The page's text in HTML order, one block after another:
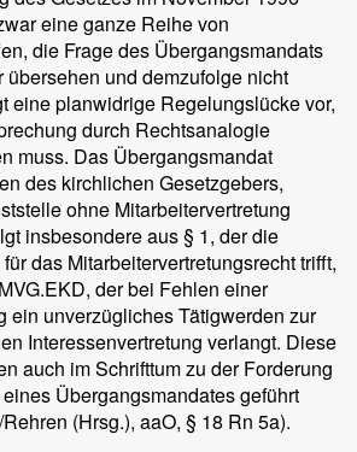
eine ganze Reihe von
die Frage des Übergangsmandats
und demzufolge nicht
eine planwidrige Regelungslücke vor,
durch Rechtsanalogie
muss. Das Übergangsmandat
des kirchlichen Gesetzgebers,
ohne Mitarbeitervertretung
insbesondere aus § 1, der die
das Mitarbeitervertretungsrecht trifft,
der bei Fehlen einer
ein unverzügliches Tätigwerden zur
Interessenvertretung verlangt. Diese
auch im Schrifttum zu der Forderung
Übergangsmandates geführt
(Hrsg.), aaO, § 18 Rn 5a).